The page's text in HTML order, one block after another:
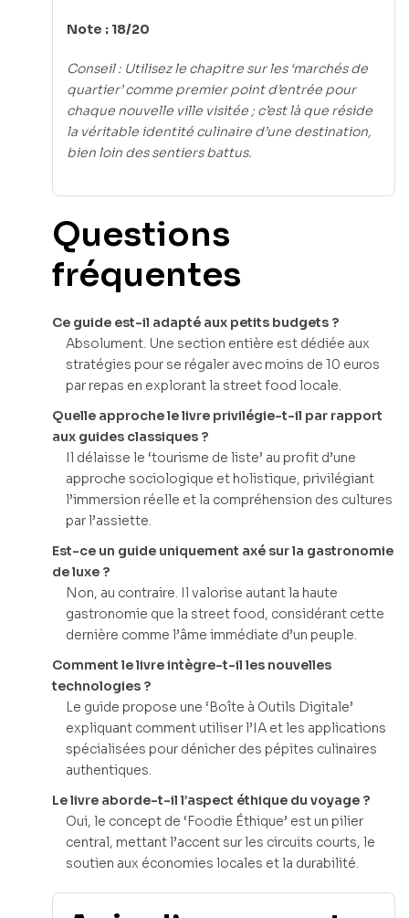
Note : 18/20
Conseil : Utilisez le chapitre sur les ‘marchés de
quartier’ comme premier point d’entrée pour
chaque nouvelle ville visitée ; c’est là que réside
la véritable identité culinaire d’une destination,
bien loin des sentiers battus.
Questions
fréquentes
Ce guide est-il adapté aux petits budgets ?
Absolument. Une section entière est dédiée aux
stratégies pour se régaler avec moins de 10 euros
par repas en explorant la street food locale.
Quelle approche le livre privilégie-t-il par rapport
aux guides classiques ?
Il délaisse le ‘tourisme de liste’ au profit d’une
approche sociologique et holistique, privilégiant
l’immersion réelle et la compréhension des cultures
par l’assiette.
Est-ce un guide uniquement axé sur la gastronomie
de luxe ?
Non, au contraire. Il valorise autant la haute
gastronomie que la street food, considérant cette
dernière comme l’âme immédiate d’un peuple.
Comment le livre intègre-t-il les nouvelles
technologies ?
Le guide propose une ‘Boîte à Outils Digitale’
expliquant comment utiliser l’IA et les applications
spécialisées pour dénicher des pépites culinaires
authentiques.
Le livre aborde-t-il l’aspect éthique du voyage ?
Oui, le concept de ‘Foodie Éthique’ est un pilier
central, mettant l’accent sur les circuits courts, le
soutien aux économies locales et la durabilité.